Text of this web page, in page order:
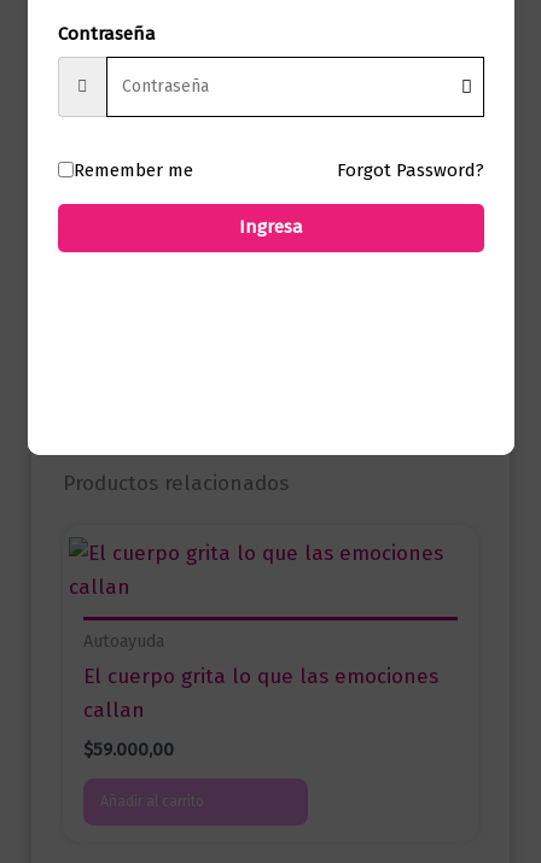
Formato
Presentación
No hay valoraciones aún.
Productos relacionados
Autoayuda
El cuerpo grita lo que las emociones
callan
$59.000,00
Añadir al carrito
Contraseña
Remember me Forgot Password?
Ingresa